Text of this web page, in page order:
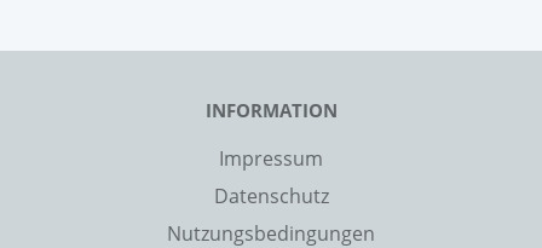
INFORMATION
Impressum
Datenschutz
Nutzungsbedingungen